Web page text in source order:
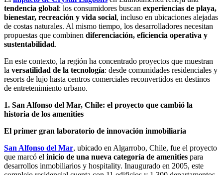
tendencia global: los consumidores buscan experiencias de playa,
bienestar, recreación y vida social, incluso en ubicaciones alejadas
de costas naturales. Al mismo tiempo, los desarrolladores necesitan
propuestas que combinen diferenciación, eficiencia operativa y
sustentabilidad.
En este contexto, la región ha concentrado proyectos que muestran
la versatilidad de la tecnología: desde comunidades residenciales y
resorts de lujo hasta centros comerciales reconvertidos en destinos
de entretenimiento urbano.
1. San Alfonso del Mar, Chile: el proyecto que cambió la
historia de los amenities
El primer gran laboratorio de innovación inmobiliaria
San Alfonso del Mar, ubicado en Algarrobo, Chile, fue el proyecto
que marcó el inicio de una nueva categoría de amenities para
desarrollos inmobiliarios y hospitality. Inaugurado en 2005, este